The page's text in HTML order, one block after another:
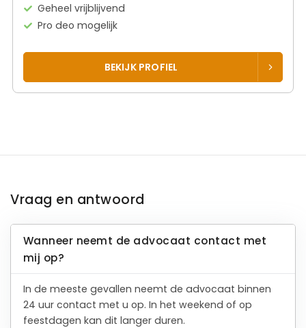
Geheel vrijblijvend
Pro deo mogelijk
BEKIJK PROFIEL
Vraag en antwoord
Wanneer neemt de advocaat contact met
mij op?
In de meeste gevallen neemt de advocaat binnen
24 uur contact met u op. In het weekend of op
feestdagen kan dit langer duren.